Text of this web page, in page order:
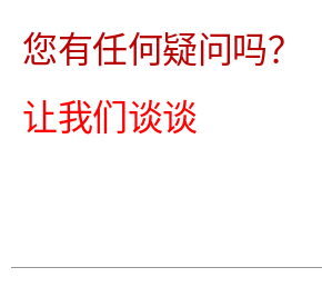
您有任何疑问吗？
让我们谈谈